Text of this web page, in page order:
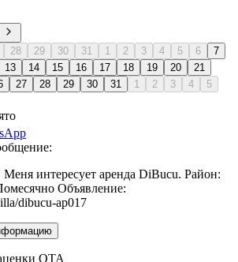
28 29 30 31 1 2 3 4 5 6
7
13 14 15 16 17 18 19 20
21
27 28 29 30 31 1 2 3 4
5
Меня интересует аренда DiBucu. Район:
Объявление:
dibucu-ap017
OTA